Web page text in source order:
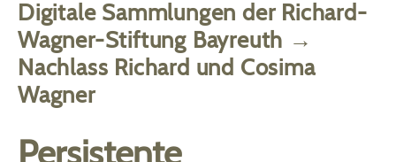
Digitale Sammlungen der Richard-
Wagner-Stiftung Bayreuth →
Nachlass Richard und Cosima
Wagner
Persistente